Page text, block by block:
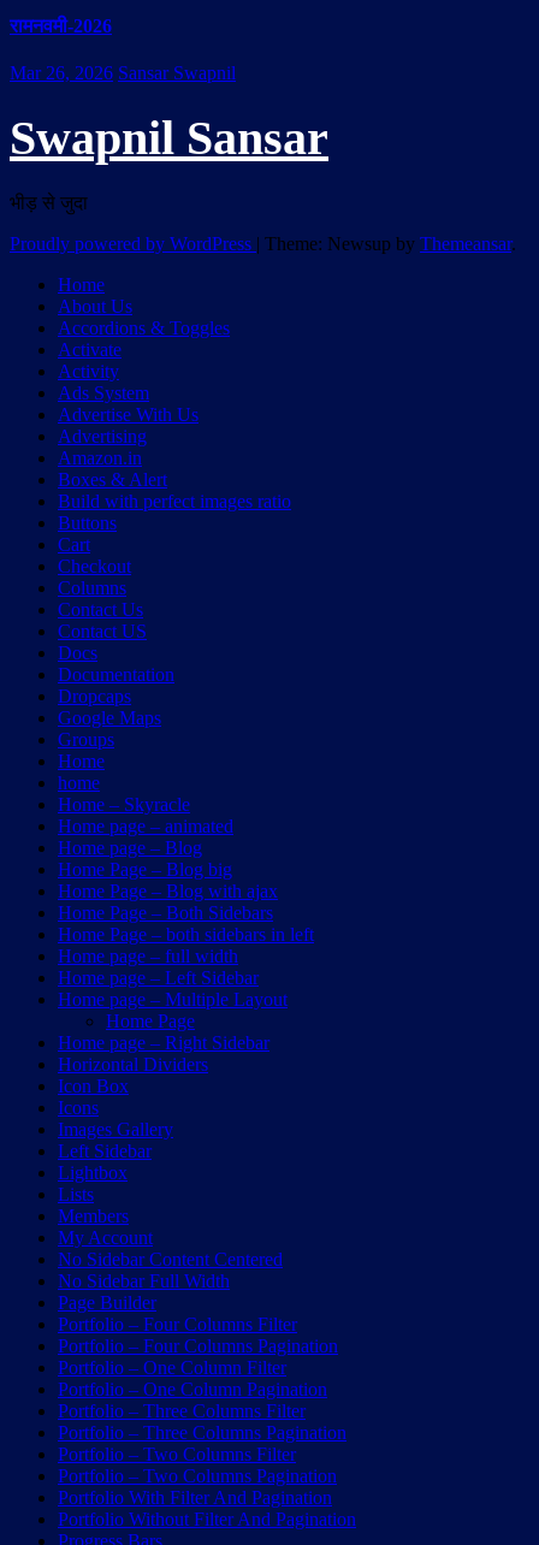
रामनवमी-2026
Mar 26, 2026 Sansar Swapnil
Swapnil Sansar
भीड़ से जुदा
Proudly powered by WordPress | Theme: Newsup by Themeansar.
Home
About Us
Accordions & Toggles
Activate
Activity
Ads System
Advertise With Us
Advertising
Amazon.in
Boxes & Alert
Build with perfect images ratio
Buttons
Cart
Checkout
Columns
Contact Us
Contact US
Docs
Documentation
Dropcaps
Google Maps
Groups
Home
home
Home – Skyracle
Home page – animated
Home page – Blog
Home Page – Blog big
Home Page – Blog with ajax
Home Page – Both Sidebars
Home Page – both sidebars in left
Home page – full width
Home page – Left Sidebar
Home page – Multiple Layout
Home Page
Home page – Right Sidebar
Horizontal Dividers
Icon Box
Icons
Images Gallery
Left Sidebar
Lightbox
Lists
Members
My Account
No Sidebar Content Centered
No Sidebar Full Width
Page Builder
Portfolio – Four Columns Filter
Portfolio – Four Columns Pagination
Portfolio – One Column Filter
Portfolio – One Column Pagination
Portfolio – Three Columns Filter
Portfolio – Three Columns Pagination
Portfolio – Two Columns Filter
Portfolio – Two Columns Pagination
Portfolio With Filter And Pagination
Portfolio Without Filter And Pagination
Progress Bars